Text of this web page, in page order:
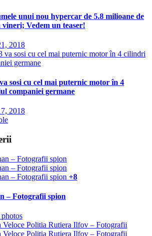
unui nou hypercar de 5.8 milioane de
vineri; Vedem un teaser!
2018
sosi cu cel mai puternic motor în 4
companiei germane
2018
+8
– Fotografii spion